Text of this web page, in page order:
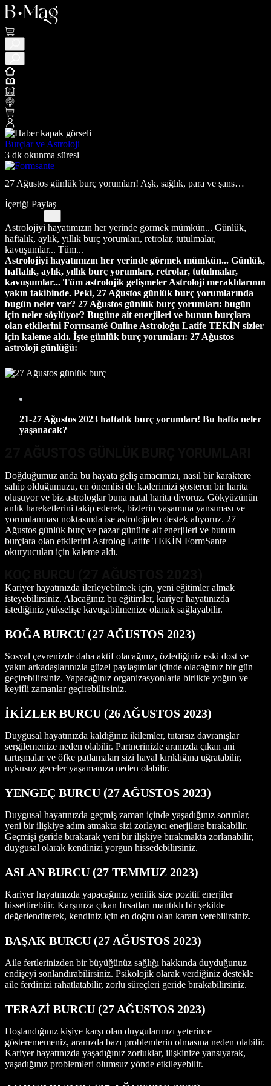
Burçlar ve Astroloji
3 dk okunma süresi
27 Ağustos günlük burç yorumları! Aşk, sağlık, para ve şans…
İçeriği Paylaş
Astrolojiyi hayatımızın her yerinde görmek mümkün... Günlük,
haftalık, aylık, yıllık burç yorumları, retrolar, tutulmalar,
kavuşumlar... Tüm...
Astrolojiyi hayatımızın her yerinde görmek mümkün... Günlük,
haftalık, aylık, yıllık burç yorumları, retrolar, tutulmalar,
kavuşumlar... Tüm astrolojik gelişmeler Astroloji meraklılarının
yakın takibinde. Peki, 27 Ağustos günlük burç yorumlarında
bugün neler var? 27 Ağustos günlük burç yorumları: bugün
için neler söylüyor? Bugüne ait enerjileri ve bunun burçlara
olan etkilerini Formsanté Online Astroloğu Latife TEKİN sizler
için kaleme aldı. İşte günlük burç yorumları: 27 Ağustos
astroloji günlüğü:
21-27 Ağustos 2023 haftalık burç yorumları! Bu hafta neler
yaşanacak?
Doğduğumuz anda bu hayata geliş amacımızı, nasıl bir karaktere
sahip olduğumuzu, en önemlisi de kaderimizi gösteren bir harita
oluşuyor ve biz astrologlar buna natal harita diyoruz. Gökyüzünün
anlık hareketlerini takip ederek, bizlerin yaşamına yansıması ve
yorumlanması noktasında ise astrolojiden destek alıyoruz. 27
Ağustos günlük burç ve pazar gününe ait enerjileri ve bunun
burçlara olan etkilerini Astrolog Latife TEKİN FormSante
okuryucuları için kaleme aldı.
Kariyer hayatınızda ilerleyebilmek için, yeni eğitimler almak
isteyebilirsiniz. Alacağınız bu eğitimler, kariyer hayatınızda
istediğiniz yükselişe kavuşabilmenize olanak sağlayabilir.
BOĞA BURCU (27 AĞUSTOS 2023)
Sosyal çevrenizde daha aktif olacağınız, özlediğiniz eski dost ve
yakın arkadaşlarınızla güzel paylaşımlar içinde olacağınız bir gün
geçirebilirsiniz. Yapacağınız organizasyonlarla birlikte yoğun ve
keyifli zamanlar geçirebilirsiniz.
İKİZLER BURCU (26 AĞUSTOS 2023)
Duygusal hayatınızda kaldığınız ikilemler, tutarsız davranışlar
sergilemenize neden olabilir. Partnerinizle aranızda çıkan ani
tartışmalar ve öfke patlamaları sizi hayal kırıklığına uğratabilir,
uykusuz geceler yaşamanıza neden olabilir.
YENGEÇ BURCU (27 AĞUSTOS 2023)
Duygusal hayatınızda geçmiş zaman içinde yaşadığınız sorunlar,
yeni bir ilişkiye adım atmakta sizi zorlayıcı enerjilere bırakabilir.
Geçmişi geride bırakarak yeni bir ilişkiye bırakmakta zorlanabilir,
duygusal olarak kendinizi yorgun hissedebilirsiniz.
ASLAN BURCU (27 TEMMUZ 2023)
Kariyer hayatınızda yapacağınız yenilik size pozitif enerjiler
hissettirebilir. Karşınıza çıkan fırsatları mantıklı bir şekilde
değerlendirerek, kendiniz için en doğru olan kararı verebilirsiniz.
BAŞAK BURCU (27 AĞUSTOS 2023)
Aile fertlerinizden bir büyüğünüz sağlığı hakkında duyduğunuz
endişeyi sonlandırabilirsiniz. Psikolojik olarak verdiğiniz destekle
aile ferdinizi rahatlatabilir, zorlu süreçleri geride bırakabilirsiniz.
TERAZİ BURCU (27 AĞUSTOS 2023)
Hoşlandığınız kişiye karşı olan duygularınızı yeterince
gösterememeniz, aranızda bazı problemlerin olmasına neden olabilir.
Kariyer hayatınızda yaşadığınız zorluklar, ilişkinize yansıyarak,
yaşadığınız problemleri olumsuz yönde etkileyebilir.